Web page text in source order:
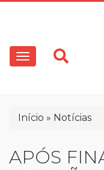
conteúdo
principal
Main
navigation
Trilha
Início Notícias
APÓS